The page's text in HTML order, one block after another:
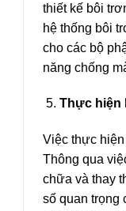
thiết kế bôi
hệ thống bôi
cho các bộ
năng chống
Thực hiện
Việc thực hiện
Thông qua
chữa và thay
số quan trọng